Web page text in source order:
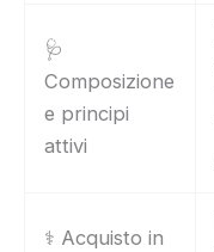
🩺
Composizione
e principi
attivi
⚕️ Acquisto in